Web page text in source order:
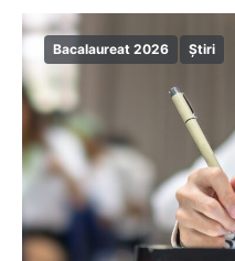
Bacalaureat 2026 Știri